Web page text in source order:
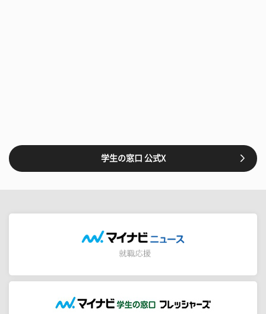
学生の窓口 公式X